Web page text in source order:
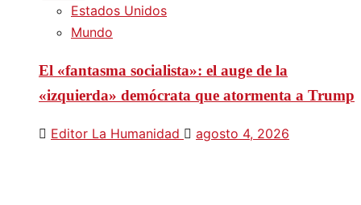
Estados Unidos
Mundo
El «fantasma socialista»: el auge de la
«izquierda» demócrata que atormenta a Trump
Editor La Humanidad agosto 4, 2026